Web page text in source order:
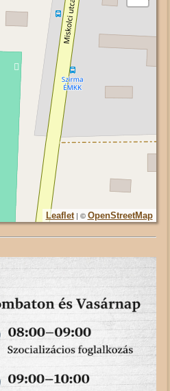
Leaflet| © OpenStreetMap